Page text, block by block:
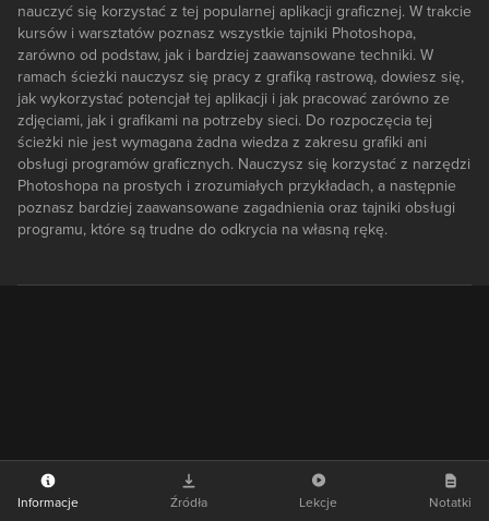
nauczyć się korzystać z tej popularnej aplikacji graficznej. W trakcie
kursów i warsztatów poznasz wszystkie tajniki Photoshopa,
zarówno od podstaw, jak i bardziej zaawansowane techniki. W
ramach ścieżki nauczysz się pracy z grafiką rastrową, dowiesz się,
jak wykorzystać potencjał tej aplikacji i jak pracować zarówno ze
zdjęciami, jak i grafikami na potrzeby sieci. Do rozpoczęcia tej
ścieżki nie jest wymagana żadna wiedza z zakresu grafiki ani
obsługi programów graficznych. Nauczysz się korzystać z narzędzi
Photoshopa na prostych i zrozumiałych przykładach, a następnie
poznasz bardziej zaawansowane zagadnienia oraz tajniki obsługi
programu, które są trudne do odkrycia na własną rękę.
Informacje Źródła Lekcje Notatki